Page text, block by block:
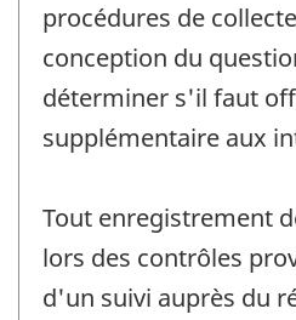
procédures de
conception du
déterminer s'il faut
supplémentaire aux
Tout enregistrement
lors des contrôles
d'un suivi auprès du